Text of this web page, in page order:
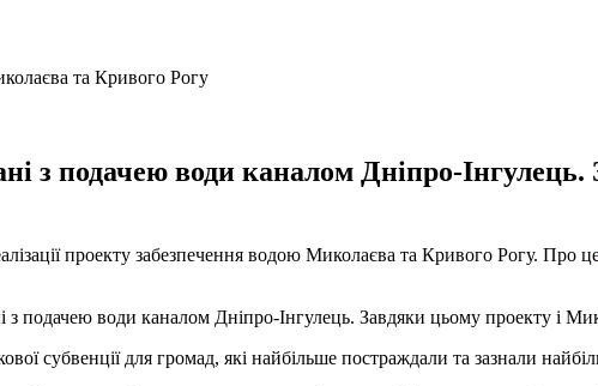
з подачею води каналом Дніпро-
проекту забезпечення водою Миколаєва та Кривого Рогу. Про
з подачею води каналом Дніпро-Інгулець. Завдяки цьому проекту і
субвенції для громад, які найбільше постраждали та зазнали